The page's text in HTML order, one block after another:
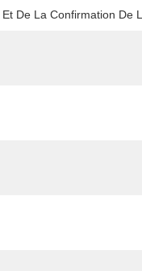
De La Confirmation De